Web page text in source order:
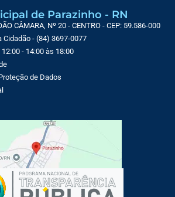
de Parazinho - RN
CÂMARA, Nº 20 - CENTRO - CEP: 59.586-000
Cidadão - (84) 3697-0077
- 14:00 às 18:00
de Dados